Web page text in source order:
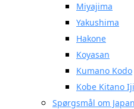
Miyajima
Yakushima
Hakone
Koyasan
Kumano Kodo
Kobe Kitano
Spørgsmål om Japan